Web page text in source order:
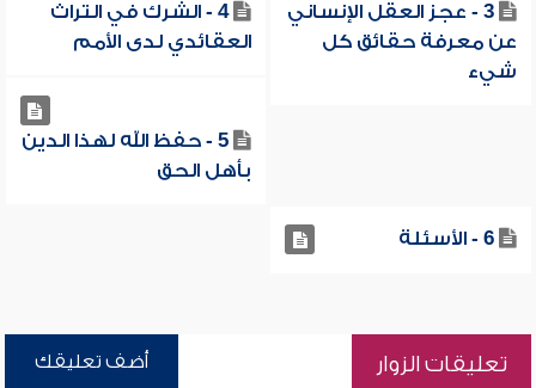
3 - عجز العقل الإنساني
عن معرفة حقائق كل
شيء
4 - الشرك في التراث
العقائدي لدى الأمم
5 - حفظ الله لهذا الدين
بأهل الحق
6 - الأسئلة
تعليقات الزوار أضف تعليقك